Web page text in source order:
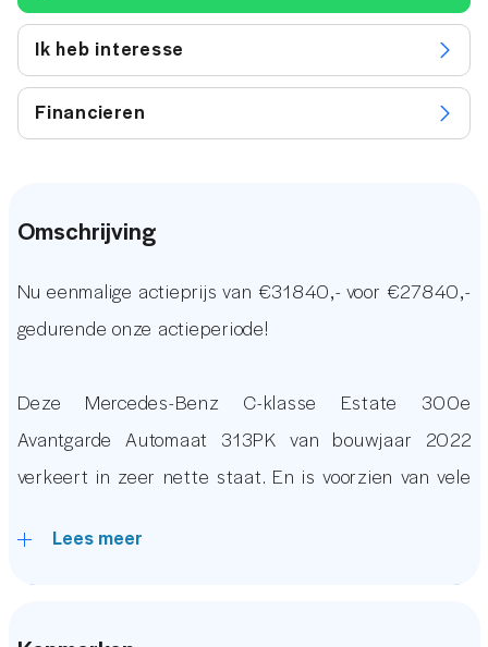
Ik heb interesse
Financieren
Omschrijving
Nu eenmalige actieprijs van €31840,- voor €27840,-
gedurende onze actieperiode!
Deze Mercedes-Benz C-klasse Estate 300e
Avantgarde Automaat 313PK van bouwjaar 2022
verkeert in zeer nette staat. En is voorzien van vele
Grootbeeld infotainment systeem, Stoelverwarming,
Virtual Display, (BLIS) Dodehoekdetectie, Keyless
Lees meer